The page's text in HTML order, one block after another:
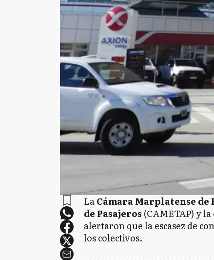
LaCámara Marplatense
de Pasajeros (CAMETAP) y la
alertaron que la escasez de
los colectivos.